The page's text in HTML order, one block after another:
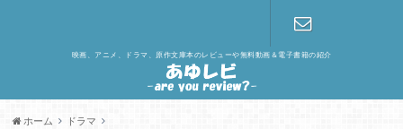
映画、アニメ、ドラマ、原作文庫本のレビューや無料動画＆電子書籍の紹介
ホーム
ドラマ